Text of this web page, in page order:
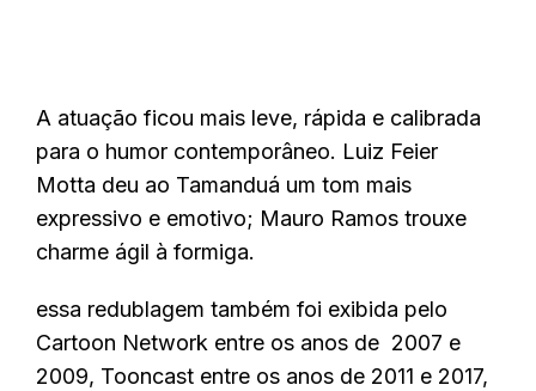
A atuação ficou mais leve, rápida e calibrada
para o humor contemporâneo. Luiz Feier
Motta deu ao Tamanduá um tom mais
expressivo e emotivo; Mauro Ramos trouxe
charme ágil à formiga.
essa redublagem também foi exibida pelo
Cartoon Network entre os anos de 2007 e
2009, Tooncast entre os anos de 2011 e 2017,